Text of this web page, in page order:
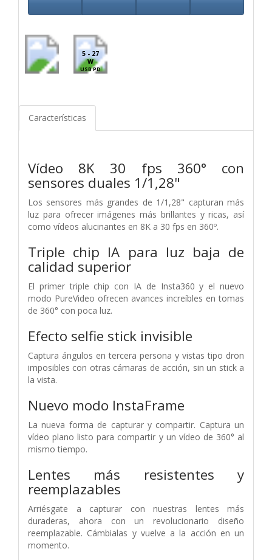
5 - 27
W
USB PD
Características
Vídeo 8K 30 fps 360° con
sensores duales 1/1,28"
Los sensores más grandes de 1/1,28" capturan más
luz para ofrecer imágenes más brillantes y ricas, así
como vídeos alucinantes en 8K a 30 fps en 360º.
Triple chip IA para luz baja de
calidad superior
El primer triple chip con IA de Insta360 y el nuevo
modo PureVideo ofrecen avances increíbles en tomas
de 360° con poca luz.
Efecto selfie stick invisible
Captura ángulos en tercera persona y vistas tipo dron
imposibles con otras cámaras de acción, sin un stick a
la vista.
Nuevo modo InstaFrame
La nueva forma de capturar y compartir. Captura un
vídeo plano listo para compartir y un vídeo de 360° al
mismo tiempo.
Lentes más resistentes y
reemplazables
Arriésgate a capturar con nuestras lentes más
duraderas, ahora con un revolucionario diseño
reemplazable. Cámbialas y vuelve a la acción en un
momento.